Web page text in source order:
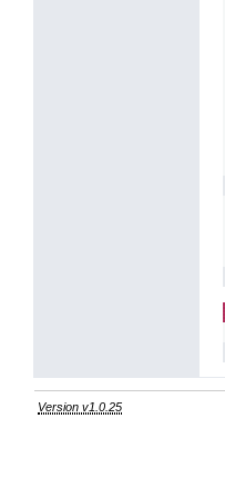
Version v1.0.25